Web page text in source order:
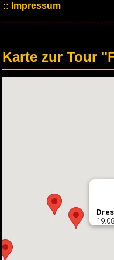
Impressum
Karte zur Tour